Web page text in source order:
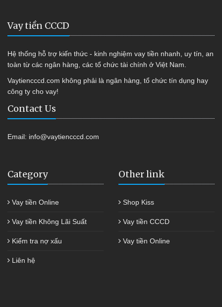
Vay tiền CCCD
Hệ thống hỗ trợ kiến thức - kinh nghiệm vay tiền nhanh, uy tín, an
toàn từ các ngân hàng, các tổ chức tài chính ở Việt Nam.
Vaytiencccd.com không phải là ngân hàng, tổ chức tín dụng hay
công ty cho vay!
Contact Us
Email: info@vaytiencccd.com
Category
Vay tiền Online
Vay tiền Không Lãi Suất
Kiểm tra nợ xấu
Liên hệ
Other link
Shop Kiss
Vay tiền CCCD
Vay tiền Online